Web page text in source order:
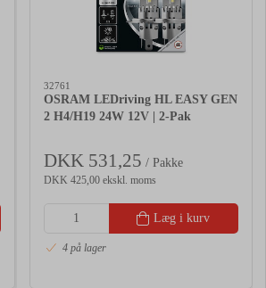
32761
OSRAM LEDriving HL EASY GEN
2 H4/H19 24W 12V | 2-Pak
DKK 531,25 / Pakke
DKK 425,00 ekskl. moms
Læg i kurv
4 på lager